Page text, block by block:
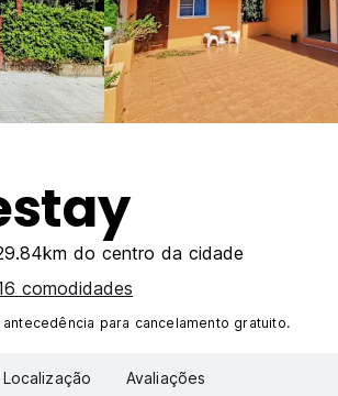
do centro da cidade
comodidades
para cancelamento gratuito.
Localização Avaliações